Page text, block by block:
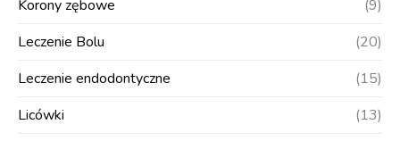
Korony zębowe
(9)
Leczenie Bolu
(20)
Leczenie endodontyczne
(15)
Licówki
(13)